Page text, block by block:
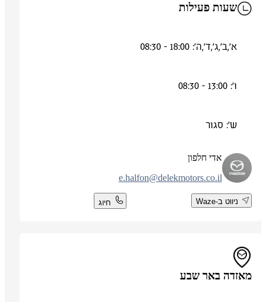
שעות פעילות
א',ב',ג',ד',ה': 18:00 - 08:30
ש': סגור
אדי חלפון
e.halfon@delekmotors.co.il
ניווט ב-Waze חיוג
מאזדה באר שבע